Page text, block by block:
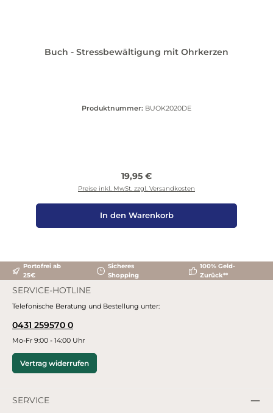
Buch - Stressbewältigung mit Ohrkerzen
Produktnummer: BUOK2020DE
Regulärer Preis:
19,95 €
Preise inkl. MwSt. zzgl. Versandkosten
In den Warenkorb
Portofrei ab
25€
Sicheres
Shopping
100% Geld-
Zurück**
SERVICE-HOTLINE
Telefonische Beratung und Bestellung unter:
0431 259570 0
Mo-Fr 9:00 - 14:00 Uhr
Vertrag widerrufen
SERVICE